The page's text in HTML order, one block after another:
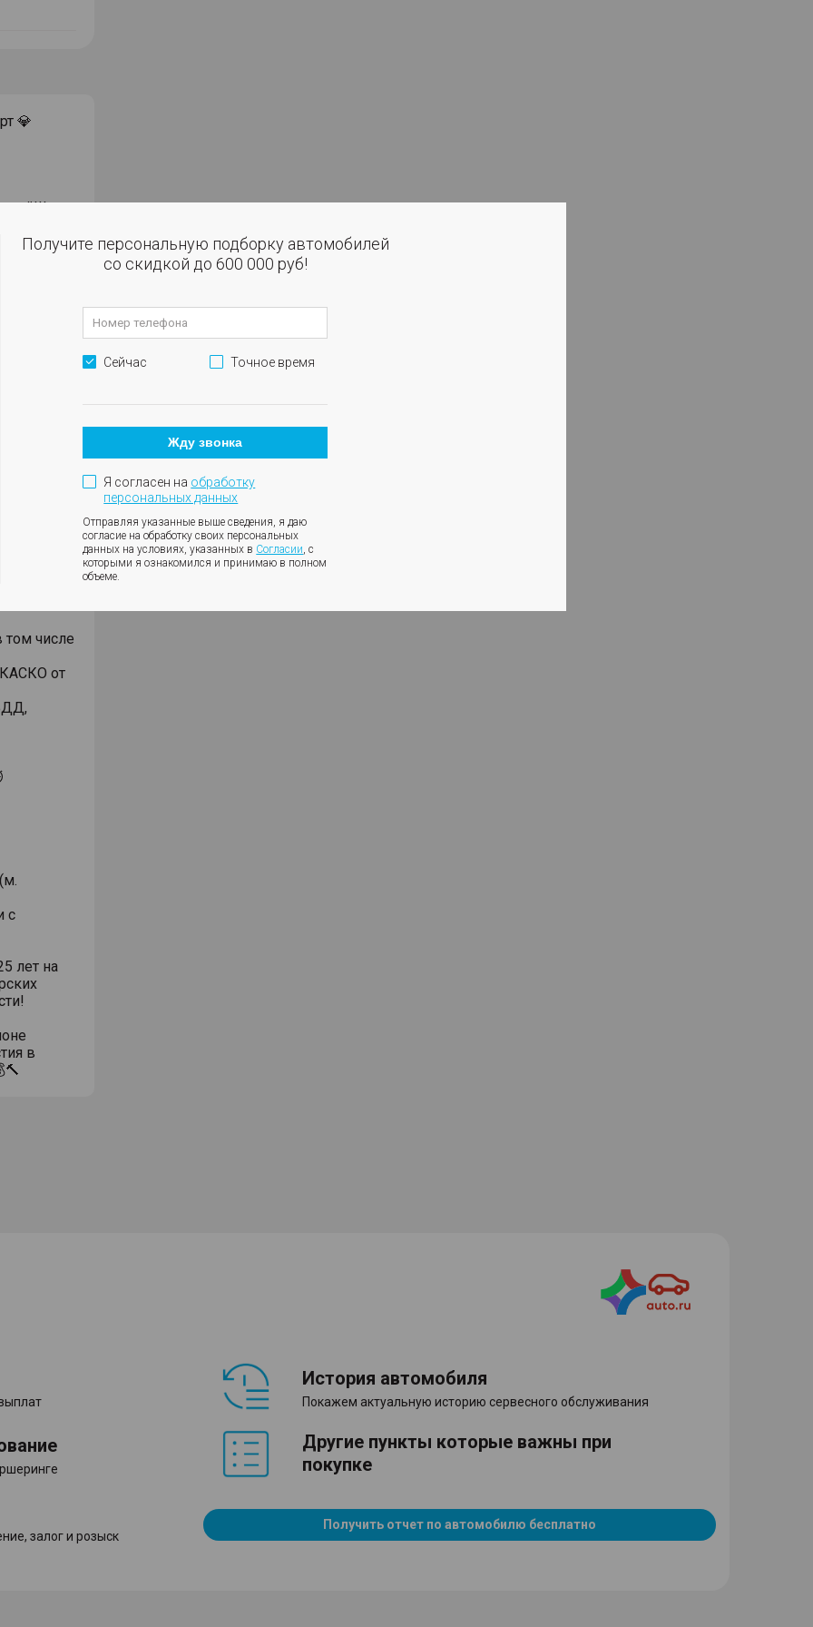
💎
в
за
2-х
числе
от
с
лет на
в
залог и розыск
История автомобиля
Покажем актуальную историю сервесного обслуживания
Другие пункты которые важны при
покупке
Получить отчет по автомобилю бесплатно
Получите персональную подборку автомобилей
со скидкой до 600 000 руб!
Сейчас Точное время
Жду звонка
Я согласен на обработку
персональных данных
Отправляя указанные выше сведения, я даю
согласие на обработку своих персональных
данных на условиях, указанных в Согласии, с
которыми я ознакомился и принимаю в полном
объеме.